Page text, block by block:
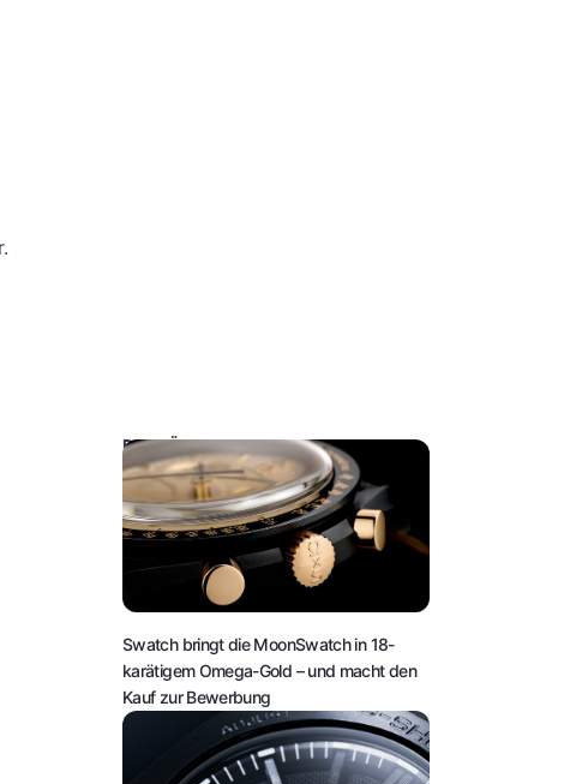
DAS KÖNNTE SIE AUCH INTERESSIEREN:
Swatch bringt die MoonSwatch in 18-
karätigem Omega-Gold – und macht den
Kauf zur Bewerbung